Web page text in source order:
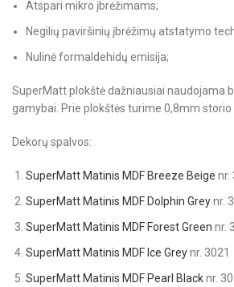
Atspari mikro įbrėžimams;
Negilių paviršinių įbrėžimų atstatymo
Nulinė formaldehidų emisija;
SuperMatt plokštė dažniausiai naudojama
gamybai. Prie plokštės turime 0,8mm storio
Dekorų spalvos:
SuperMatt Matinis MDF Breeze Beige nr.
SuperMatt Matinis MDF Dolphin Greynr.
SuperMatt Matinis MDF Forest Green nr.
SuperMatt Matinis MDF Ice Greynr. 3021
SuperMatt Matinis MDF Pearl Blacknr.